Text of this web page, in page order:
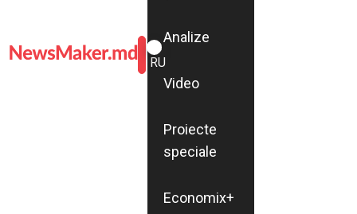
ROMÂNĂ
RU
Analize
Video
Proiecte
speciale
Economix+